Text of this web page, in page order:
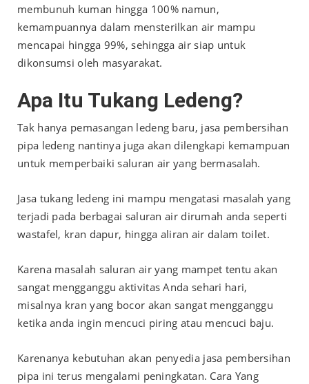
membunuh kuman hingga 100% namun,
kemampuannya dalam mensterilkan air mampu
mencapai hingga 99%, sehingga air siap untuk
dikonsumsi oleh masyarakat.
Apa Itu Tukang Ledeng?
Tak hanya pemasangan ledeng baru, jasa pembersihan
pipa ledeng nantinya juga akan dilengkapi kemampuan
untuk memperbaiki saluran air yang bermasalah.
Jasa tukang ledeng ini mampu mengatasi masalah yang
terjadi pada berbagai saluran air dirumah anda seperti
wastafel, kran dapur, hingga aliran air dalam toilet.
Karena masalah saluran air yang mampet tentu akan
sangat mengganggu aktivitas Anda sehari hari,
misalnya kran yang bocor akan sangat mengganggu
ketika anda ingin mencuci piring atau mencuci baju.
Karenanya kebutuhan akan penyedia jasa pembersihan
pipa ini terus mengalami peningkatan. Cara Yang